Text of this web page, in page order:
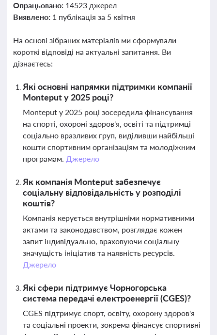
Опрацьовано: 14523 джерел
Виявлено: 1 публікація за 5 квітня
На основі зібраних матеріалів ми сформували
короткі відповіді на актуальні запитання. Ви
дізнаєтесь:
Які основні напрямки підтримки компанії
Monteput у 2025 році?
Monteput у 2025 році зосередила фінансування
на спорті, охороні здоров'я, освіті та підтримці
соціально вразливих груп, виділивши найбільші
кошти спортивним організаціям та молодіжним
програмам. Джерело
Як компанія Monteput забезпечує
соціальну відповідальність у розподілі
коштів?
Компанія керується внутрішніми нормативними
актами та законодавством, розглядає кожен
запит індивідуально, враховуючи соціальну
значущість ініціатив та наявність ресурсів.
Джерело
Які сфери підтримує Чорногорська
система передачі електроенергії (CGES)?
CGES підтримує спорт, освіту, охорону здоров'я
та соціальні проекти, зокрема фінансує спортивні